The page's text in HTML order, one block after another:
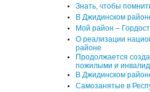
Знать, чтобы
В Джидинском
Мой район –
О реализации
районе
Продолжается
пожилыми и
В Джидинском
Самозанятые в